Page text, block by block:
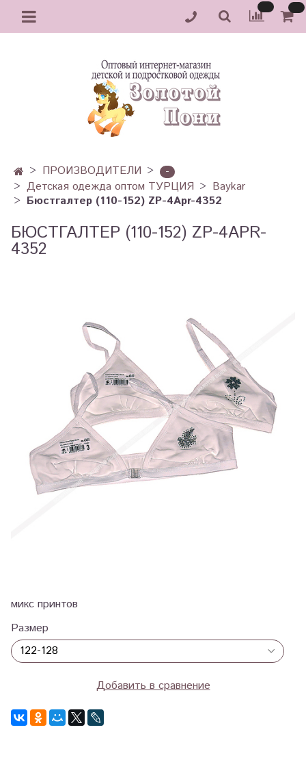
ПРОИЗВОДИТЕЛИ
-
Детская одежда оптом ТУРЦИЯ
Baykar
Бюстгалтер (110-152) ZP-4Apr-4352
БЮСТГАЛТЕР (110-152) ZP-4APR-
4352
микс принтов
Размер
Добавить в сравнение